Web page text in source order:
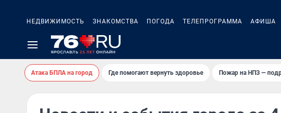
НЕДВИЖИМОСТЬ ЗНАКОМСТВА ПОГОДА ТЕЛЕПРОГРАММА АФИША
Атака БПЛА на город Где помогают вернуть здоровье Пожар на НПЗ —